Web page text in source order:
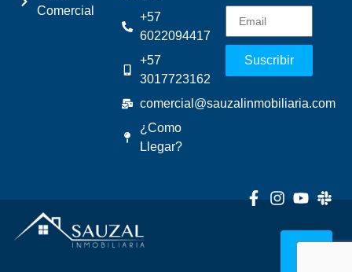
Comercial
+57
6022094417
+57
3017723162
comercial@sauzalinmobiliaria.com
¿Como
Llegar?
Suscribir